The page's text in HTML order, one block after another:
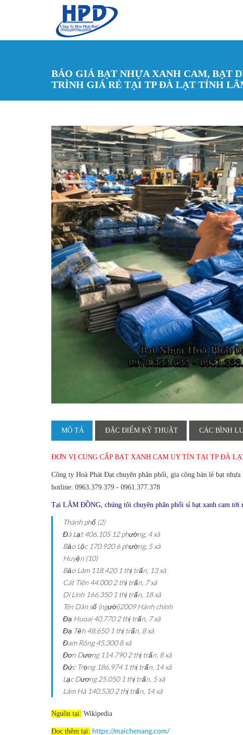
BÁO GIÁ BẠT NHỰA XANH CAM, BẠT
TRÌNH GIÁ RẺ TẠI TP ĐÀ LẠT TỈNH
MÔ TẢ ĐẶC ĐIỂM KỸ THUẬT CÁC BÌNH
ĐƠN VỊ CUNG CẤP BẠT XANH CAM UY TÍN TẠI TP ĐÀ
Công ty Hoà Phát Đạt chuyên phân phối, gia công bán lẻ bạt
hotline: 0963.379.379 - 0961.377.378
Tại LÂM ĐỒNG, chúng tôi chuyên phân phối sỉ bạt xanh cam tới
Thành phố (2)
Đà Lạt 406.105 12 phường, 4 xã
Bảo Lộc 170.920 6 phường, 5 xã
Huyện (10)
Bảo Lâm 118.420 1 thị trấn, 13 xã
Cát Tiên 44.000 2 thị trấn, 7 xã
Di Linh 166.350 1 thị trấn, 18 xã
Tên Dân số (người)2009 Hành chính
Đạ Huoai 40.770 2 thị trấn, 7 xã
Đạ Tẻh 48.650 1 thị trấn, 8 xã
Đam Rông 45.300 8 xã
Đơn Dương 114.790 2 thị trấn, 8 xã
Đức Trọng 186.974 1 thị trấn, 14 xã
Lạc Dương 25.050 1 thị trấn, 5 xã
Lâm Hà 140.530 2 thị trấn, 14 xã
Nguồn tại: Wikipedia
Đọc thêm tại: https://maichenang.com/